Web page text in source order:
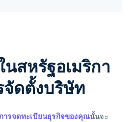
สหรัฐอเมริกา
จัดตั้งบริษัท
ารจดทะเบียนธุรกิจของคุณนั้นจะ